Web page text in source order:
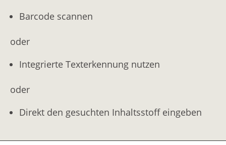
Barcode scannen
oder
Integrierte Texterkennung nutzen
oder
Direkt den gesuchten Inhaltsstoff eingeben